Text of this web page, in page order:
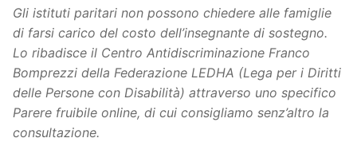
Gli istituti paritari non possono chiedere alle famiglie
di farsi carico del costo dell’insegnante di sostegno.
Lo ribadisce il Centro Antidiscriminazione Franco
Bomprezzi della Federazione LEDHA (Lega per i Diritti
delle Persone con Disabilità) attraverso uno specifico
Parere fruibile online, di cui consigliamo senz’altro la
consultazione.